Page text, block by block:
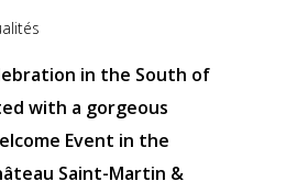
in the South of
with a gorgeous
Event in the
Saint-Martin &